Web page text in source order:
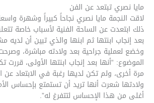
مايا نصري تبتعد عن الفن
لاقت النجمة مايا نصري نجاحاً كبيراً وشهرة
ذلك ابتعدت عن الساحة الفنية لأسباب خاصة
بعد إنجاب ابنتها ثم ابنها والذي تبين أن
وخضع لعملية جراحية بعد ولادته مباشرة،
الموضوع: “أنها بعد إنجاب ابنتها الأولى، قررت
مرة أخرى، ولم تكن لديها رغبة في الابتعاد
ولادتها شعرت أنها تريد أن تستمتع بإحساس
أغلى من هذا الإحساس لتتفرغ له”.